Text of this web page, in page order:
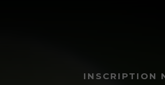
INSCRIPTION